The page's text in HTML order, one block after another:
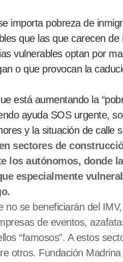
importa pobreza de
que las que carecen de
vulnerables optan por
o que provocan la
está aumentando la
ayuda SOS urgente,
y la situación de calle
sectores de
los autónomos, donde
especialmente
se beneficiarán del
de eventos,
“famosos”. A estos
otros. Fundación